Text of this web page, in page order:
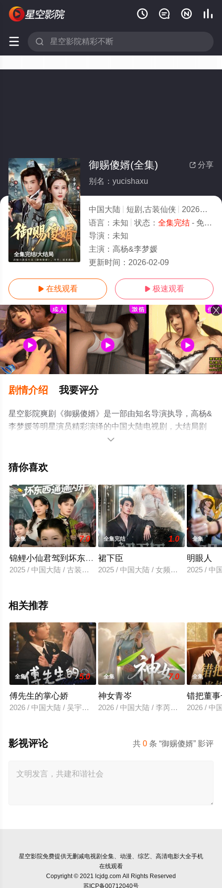
   
 
全集完结/大结局
 分享
御赐傻婿(全集)
别名：yucishaxu
中国大陆 短剧,古装仙侠 2026
1.0
语言： 未知 状态： 全集完结- 免费在线观看
导演： 未知
主演： 高杨&李梦媛
更新时间： 2026-02-09
 在线观看  极速观看
剧情介绍 我要评分
星空影院爽剧《御赐傻婿》是一部由知名导演执导，高杨&
李梦媛等明星演员精彩演绎的中国大陆电视剧，大结局剧
情已揭晓（全集完结），手机免费观看高清未删减完整版
视剧、电视猫或剧情网等平台了解。
。

猜你喜欢
全集 7.0
锦鲤小仙君驾到坏东西通通闪开
2025 / 中国大陆 / 古装仙侠
全集完结 1.0
裙下臣
2025 / 中国大陆 / 女频恋爱
全集
明眼人
2025 / 中
相关推荐
全集 5.0
傅先生的掌心娇
2026 / 中国大陆 / 吴宇航＆郑千亦
全集 7.0
神女青岑
2026 / 中国大陆 / 李芮峤＆张媛媛
全集
错把董
2026 / 中
共0 条 “御赐傻婿” 影评
影视评论
星空影院免费提供无删减电视剧全集、动漫、综艺、高清电影大全手机
在线观看
Copyright © 2021 lcjdg.com All Rights Reserved
苏ICP备00712040号